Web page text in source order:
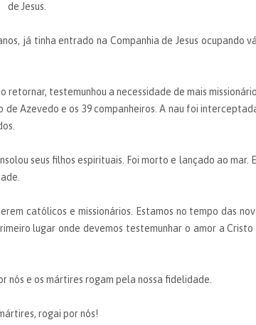
de Jesus.
já tinha entrado na Companhia de Jesus ocupando
retornar, testemunhou a necessidade de mais
de Azevedo e os 39 companheiros. A nau foi
seus filhos espirituais. Foi morto e lançado ao mar.
católicos e missionários. Estamos no tempo das
lugar onde devemos testemunhar o amor a Cristo
nós e os mártires rogam pela nossa fidelidade.
rogai por nós!